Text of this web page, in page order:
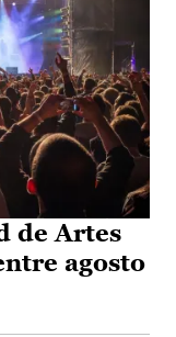
de Artes
agosto